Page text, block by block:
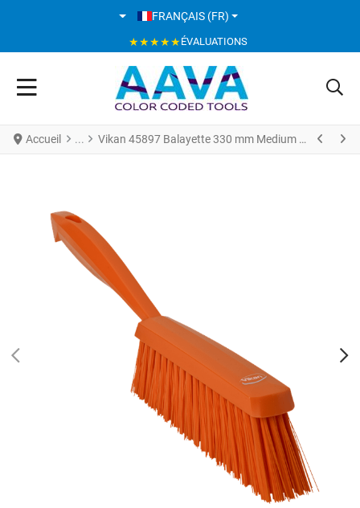
SÉLECTIONNEZ VOTRE LANGUE
FRANÇAIS (FR)
★★★★★ÉVALUATIONS
Accueil Vikan 45897 Balayette 330 mm Medium Orange